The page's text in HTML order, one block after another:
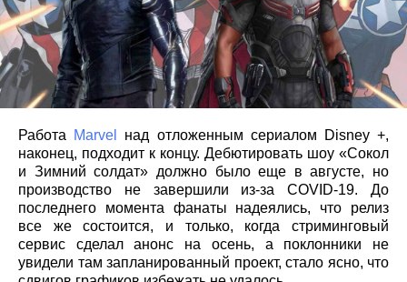
Работа Marvel
над отложенным сериалом Disney +,
наконец, подходит к концу. Дебютировать шоу «Сокол
и Зимний солдат» должно было еще в августе, но
производство не завершили из-за COVID-19. До
последнего момента фанаты надеялись, что релиз
все же состоится, и только, когда стриминговый
сервис сделал анонс на осень, а поклонники не
увидели там запланированный проект, стало ясно, что